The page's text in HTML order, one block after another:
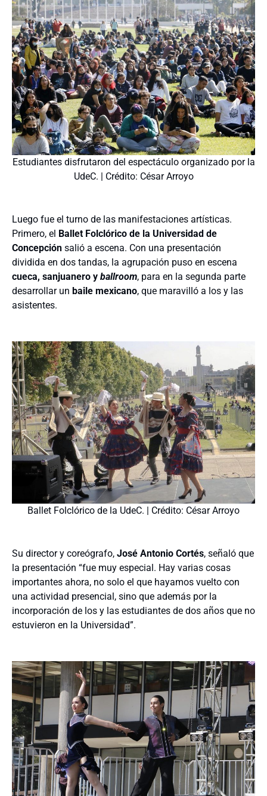
Estudiantes disfrutaron del espectáculo organizado por la
UdeC. | Crédito: César Arroyo
Luego fue el turno de las manifestaciones artísticas.
Primero, el Ballet Folclórico de la Universidad de
Concepción salió a escena. Con una presentación
dividida en dos tandas, la agrupación puso en escena
cueca, sanjuanero y ballroom, para en la segunda parte
desarrollar un baile mexicano, que maravilló a los y las
asistentes.
Ballet Folclórico de la UdeC. | Crédito: César Arroyo
Su director y coreógrafo, José Antonio Cortés, señaló que
la presentación “fue muy especial. Hay varias cosas
importantes ahora, no solo el que hayamos vuelto con
una actividad presencial, sino que además por la
incorporación de los y las estudiantes de dos años que no
estuvieron en la Universidad”.